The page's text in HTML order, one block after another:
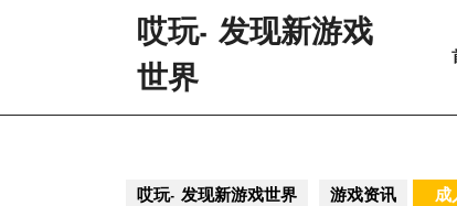
哎玩- 发现新游戏
世界
哎玩- 发现新游戏世界 游戏资讯 成